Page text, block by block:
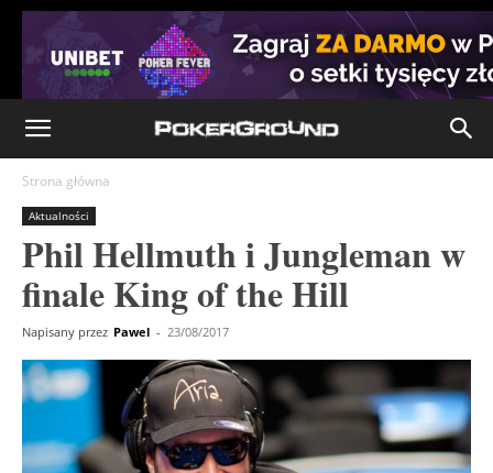
Strona główna
Aktualności
Phil Hellmuth i Jungleman w
finale King of the Hill
Napisany przez Pawel - 23/08/2017